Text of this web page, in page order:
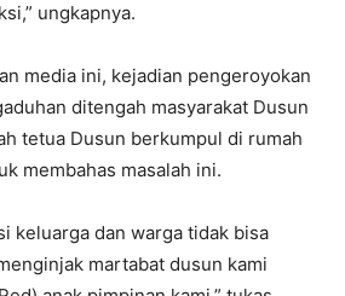
ungkapnya.
media ini, kejadian pengeroyokan
ditengah masyarakat Dusun
tetua Dusun berkumpul di rumah
membahas masalah ini.
keluarga dan warga tidak bisa
martabat dusun kami